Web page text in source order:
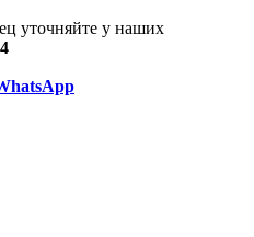
уточняйте у наших